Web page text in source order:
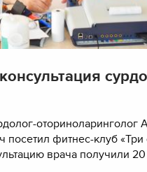
оториноларинголог
посетил фитнес-клуб «Три
врача получили